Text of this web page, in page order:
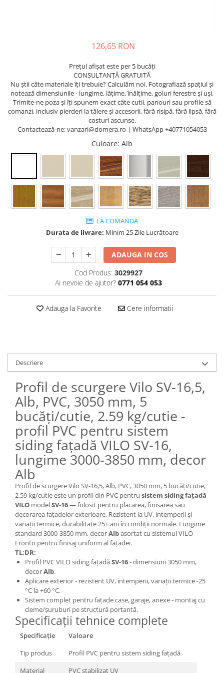
126,65 RON
Prețul afișat este per 5 bucăți
CONSULTANȚĂ GRATUITĂ
Nu știi câte materiale îți trebuie? Calculăm noi. Fotografiază spațiul și
notează dimensiunile - lungime, lățime, înălțime, goluri ferestre și uși.
Trimite-ne poza și îți spunem exact câte cutii, panouri sau profile să
comanzi, inclusiv pierderi la tăiere și accesorii, fără risipă, fără lipsă, fără
costuri ascunse.
Contactează-ne: vanzari@domera.ro | WhatsApp +40771054053
Culoare: Alb
LA COMANDA
Durata de livrare: Minim 25 Zile Lucrătoare
ADAUGA IN COS
Cod Produs: 3029927
Ai nevoie de ajutor? 0771 054 053
Adauga la Favorite Cere informatii
Descriere
Profil de scurgere Vilo SV-16,5,
Alb, PVC, 3050 mm, 5
bucăți/cutie, 2.59 kg/cutie -
profil PVC pentru sistem
siding fațadă VILO SV-16,
lungime 3000-3850 mm, decor
Alb
Profil de scurgere Vilo SV-16,5, Alb, PVC, 3050 mm, 5 bucăți/cutie,
2.59 kg/cutie este un profil din PVC pentru sistem siding fațadă
VILO modelSV-16— folosit pentru placarea, finisarea sau
decorarea fațadelor exterioare. Rezistent la UV, intemperii și
variații termice, durabilitate 25+ ani în condiții normale. Lungime
standard 3000-3850 mm, decorAlbasortat cu sistemul VILO
Fronto pentru finisaj uniform al fațadei.
TL;DR:
Profil PVC VILO siding fațadăSV-16- dimensiuni 3050 mm,
decorAlb.
Aplicare exterior - rezistent UV, intemperii, variații termice -25
°C la +60 °C.
Sistem complet pentru fațade case, garaje, anexe - montaj cu
cleme/șuruburi pe structură portantă.
Specificații tehnice complete
Specificație
Valoare
Tip produs
Profil PVC pentru sistem siding fațadă
Material
PVC stabilizat UV